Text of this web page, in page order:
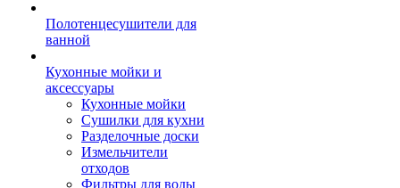
Полотенцесушители для
ванной
Кухонные мойки и
аксессуары
Кухонные мойки
Сушилки для кухни
Разделочные доски
Измельчители
отходов
Фильтры для воды